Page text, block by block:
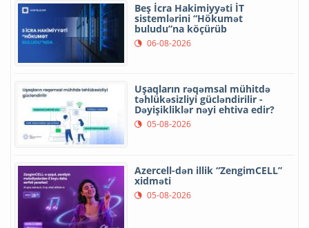
Beş İcra Hakimiyyəti İT
sistemlərini “Hökumət
buludu”na köçürüb
06-08-2026
Uşaqların rəqəmsal mühitdə
təhlükəsizliyi gücləndirilir -
Dəyişikliklər nəyi ehtiva edir?
05-08-2026
Azercell-dən illik “ZengimCELL”
xidməti
05-08-2026